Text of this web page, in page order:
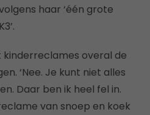
haar ‘één grote
overal de
‘Nee. Je kunt niet alles
Daar ben ik heel fel in.
van snoep en koek